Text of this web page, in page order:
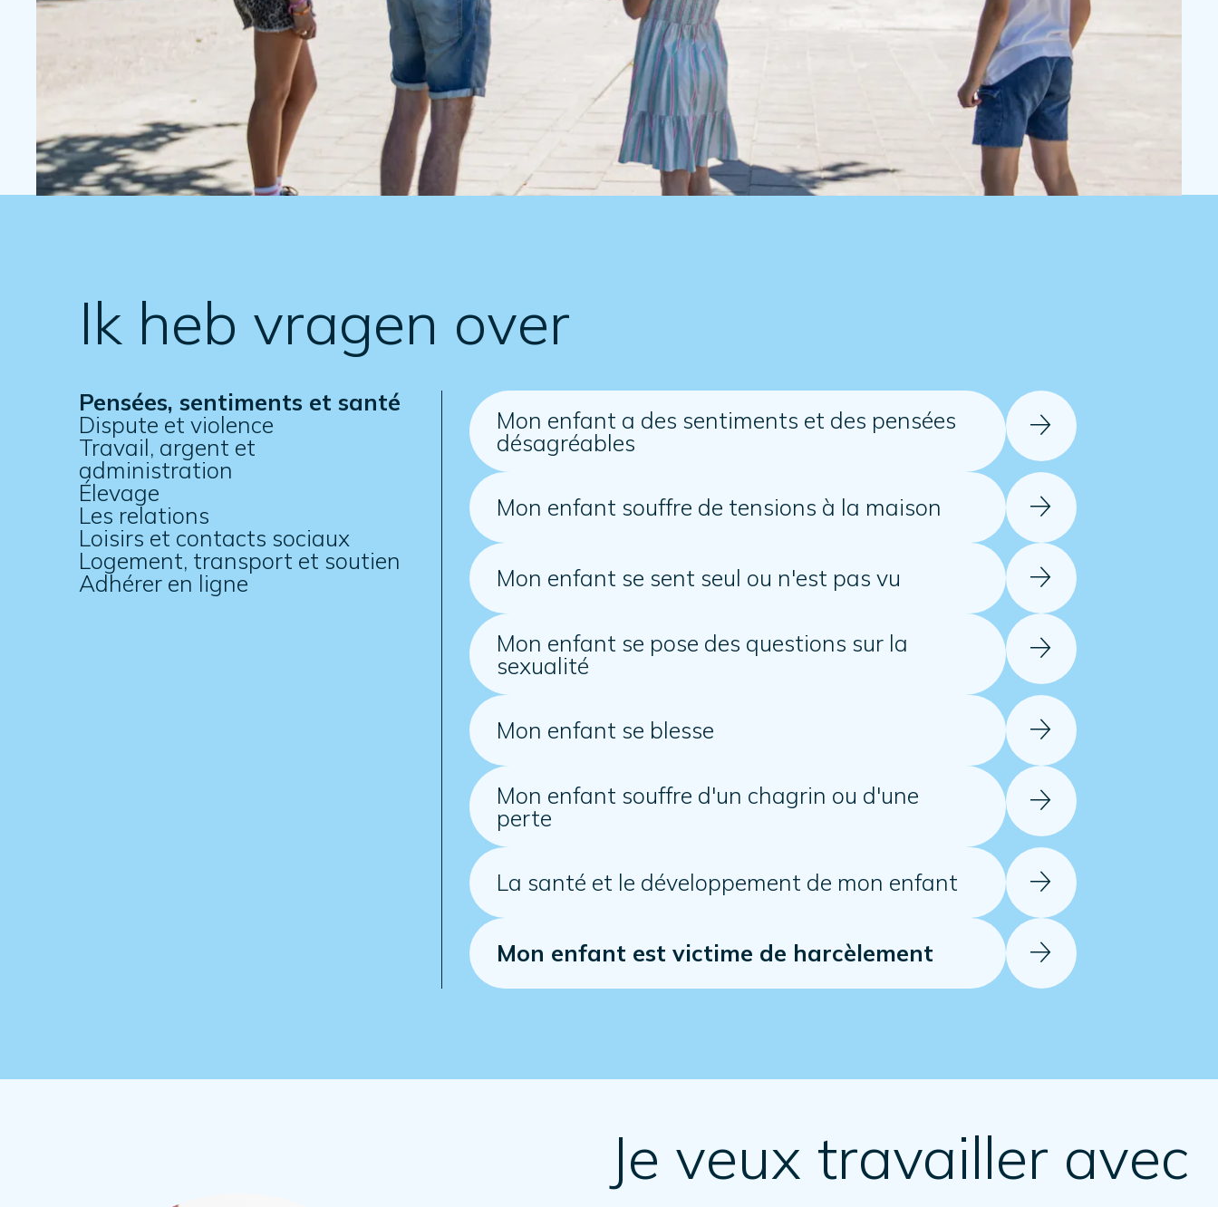
Ik heb vragen over
Pensées, sentiments et santé
Dispute et violence
Travail, argent et
administration
Élevage
Les relations
Loisirs et contacts sociaux
Logement, transport et soutien
Adhérer en ligne
Mon enfant a des sentiments et des pensées
désagréables
Mon enfant souffre de tensions à la maison
Mon enfant se sent seul ou n'est pas vu
Mon enfant se pose des questions sur la
sexualité
Mon enfant se blesse
Mon enfant souffre d'un chagrin ou d'une
perte
La santé et le développement de mon enfant
Mon enfant est victime de harcèlement
Je veux travailler avec